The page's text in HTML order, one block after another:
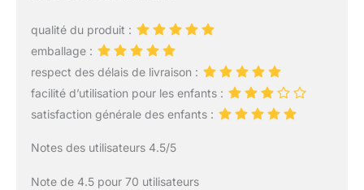
qualité du produit :
emballage :
respect des délais de livraison :
facilité d’utilisation pour les enfants :
satisfaction générale des enfants :
Notes des utilisateurs 4.5/5
Note de 4.5 pour 70 utilisateurs